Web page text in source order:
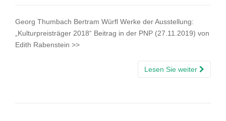
i
Georg Thumbach Bertram Würfl Werke der Ausstellung:
„Kulturpreisträger 2018“ Beitrag in der PNP (27.11.2019) von
Edith Rabenstein >>
Lesen Sie weiter